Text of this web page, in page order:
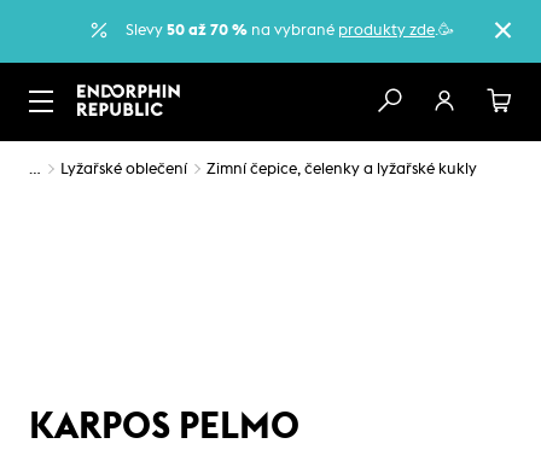
Slevy 50 až 70 % na vybrané produkty zde.🥳
… Lyžařské oblečení Zimní čepice, čelenky a lyžařské kukly
KARPOS PELMO